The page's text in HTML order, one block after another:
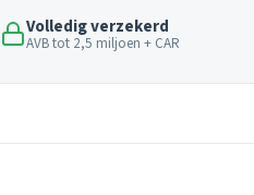
Volledig verzekerd
AVB tot 2,5 miljoen + CAR